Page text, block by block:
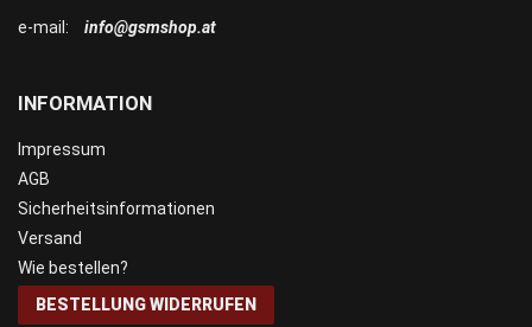
INFORMATION
Impressum
AGB
Sicherheitsinformationen
Versand
Wie bestellen?
BESTELLUNG WIDERRUFEN
e-mail: info@gsmshop.at